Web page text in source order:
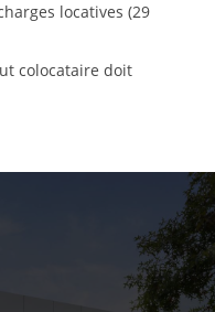
locatives (29
colocataire doit